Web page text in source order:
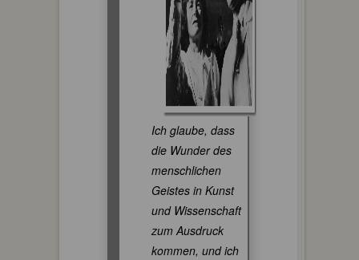
Ich glaube, dass
die Wunder des
menschlichen
Geistes in Kunst
und Wissenschaft
zum Ausdruck
kommen, und ich